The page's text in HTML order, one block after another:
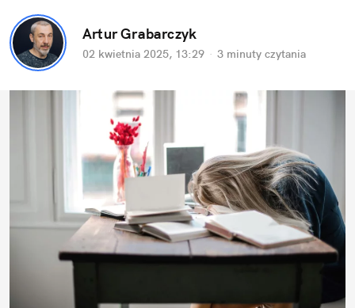
Artur Grabarczyk
02 kwietnia 2025, 13:29 · 3 minuty czytania